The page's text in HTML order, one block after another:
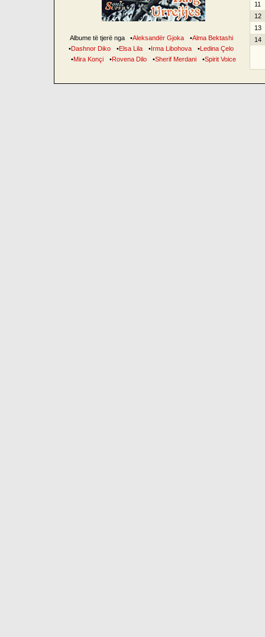
Albume të tjerë nga •Aleksandër Gjoka •Alma Bektashi
•Dashnor Diko •Elsa Lila •Irma Libohova •Ledina Çelo
•Mira Konçi •Rovena Dilo •Sherif Merdani •Spirit Voice
11
12
13
14